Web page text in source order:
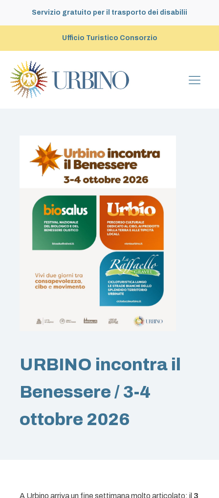
Servizio gratuito per il trasporto dei disabilii
Ufficio Turistico Consorzio
URBINO incontra il
Benessere / 3-4
ottobre 2026
A Urbino arriva un fine settimana molto articolato: il 3